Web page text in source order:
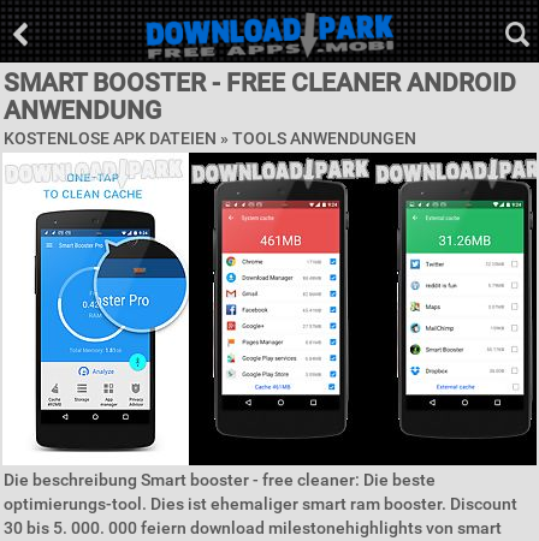
SMART BOOSTER - FREE CLEANER ANDROID
ANWENDUNG
KOSTENLOSE APK DATEIEN » TOOLS ANWENDUNGEN
Die beschreibung Smart booster - free cleaner: Die beste
optimierungs-tool. Dies ist ehemaliger smart ram booster. Discount
30 bis 5. 000. 000 feiern download milestonehighlights von smart